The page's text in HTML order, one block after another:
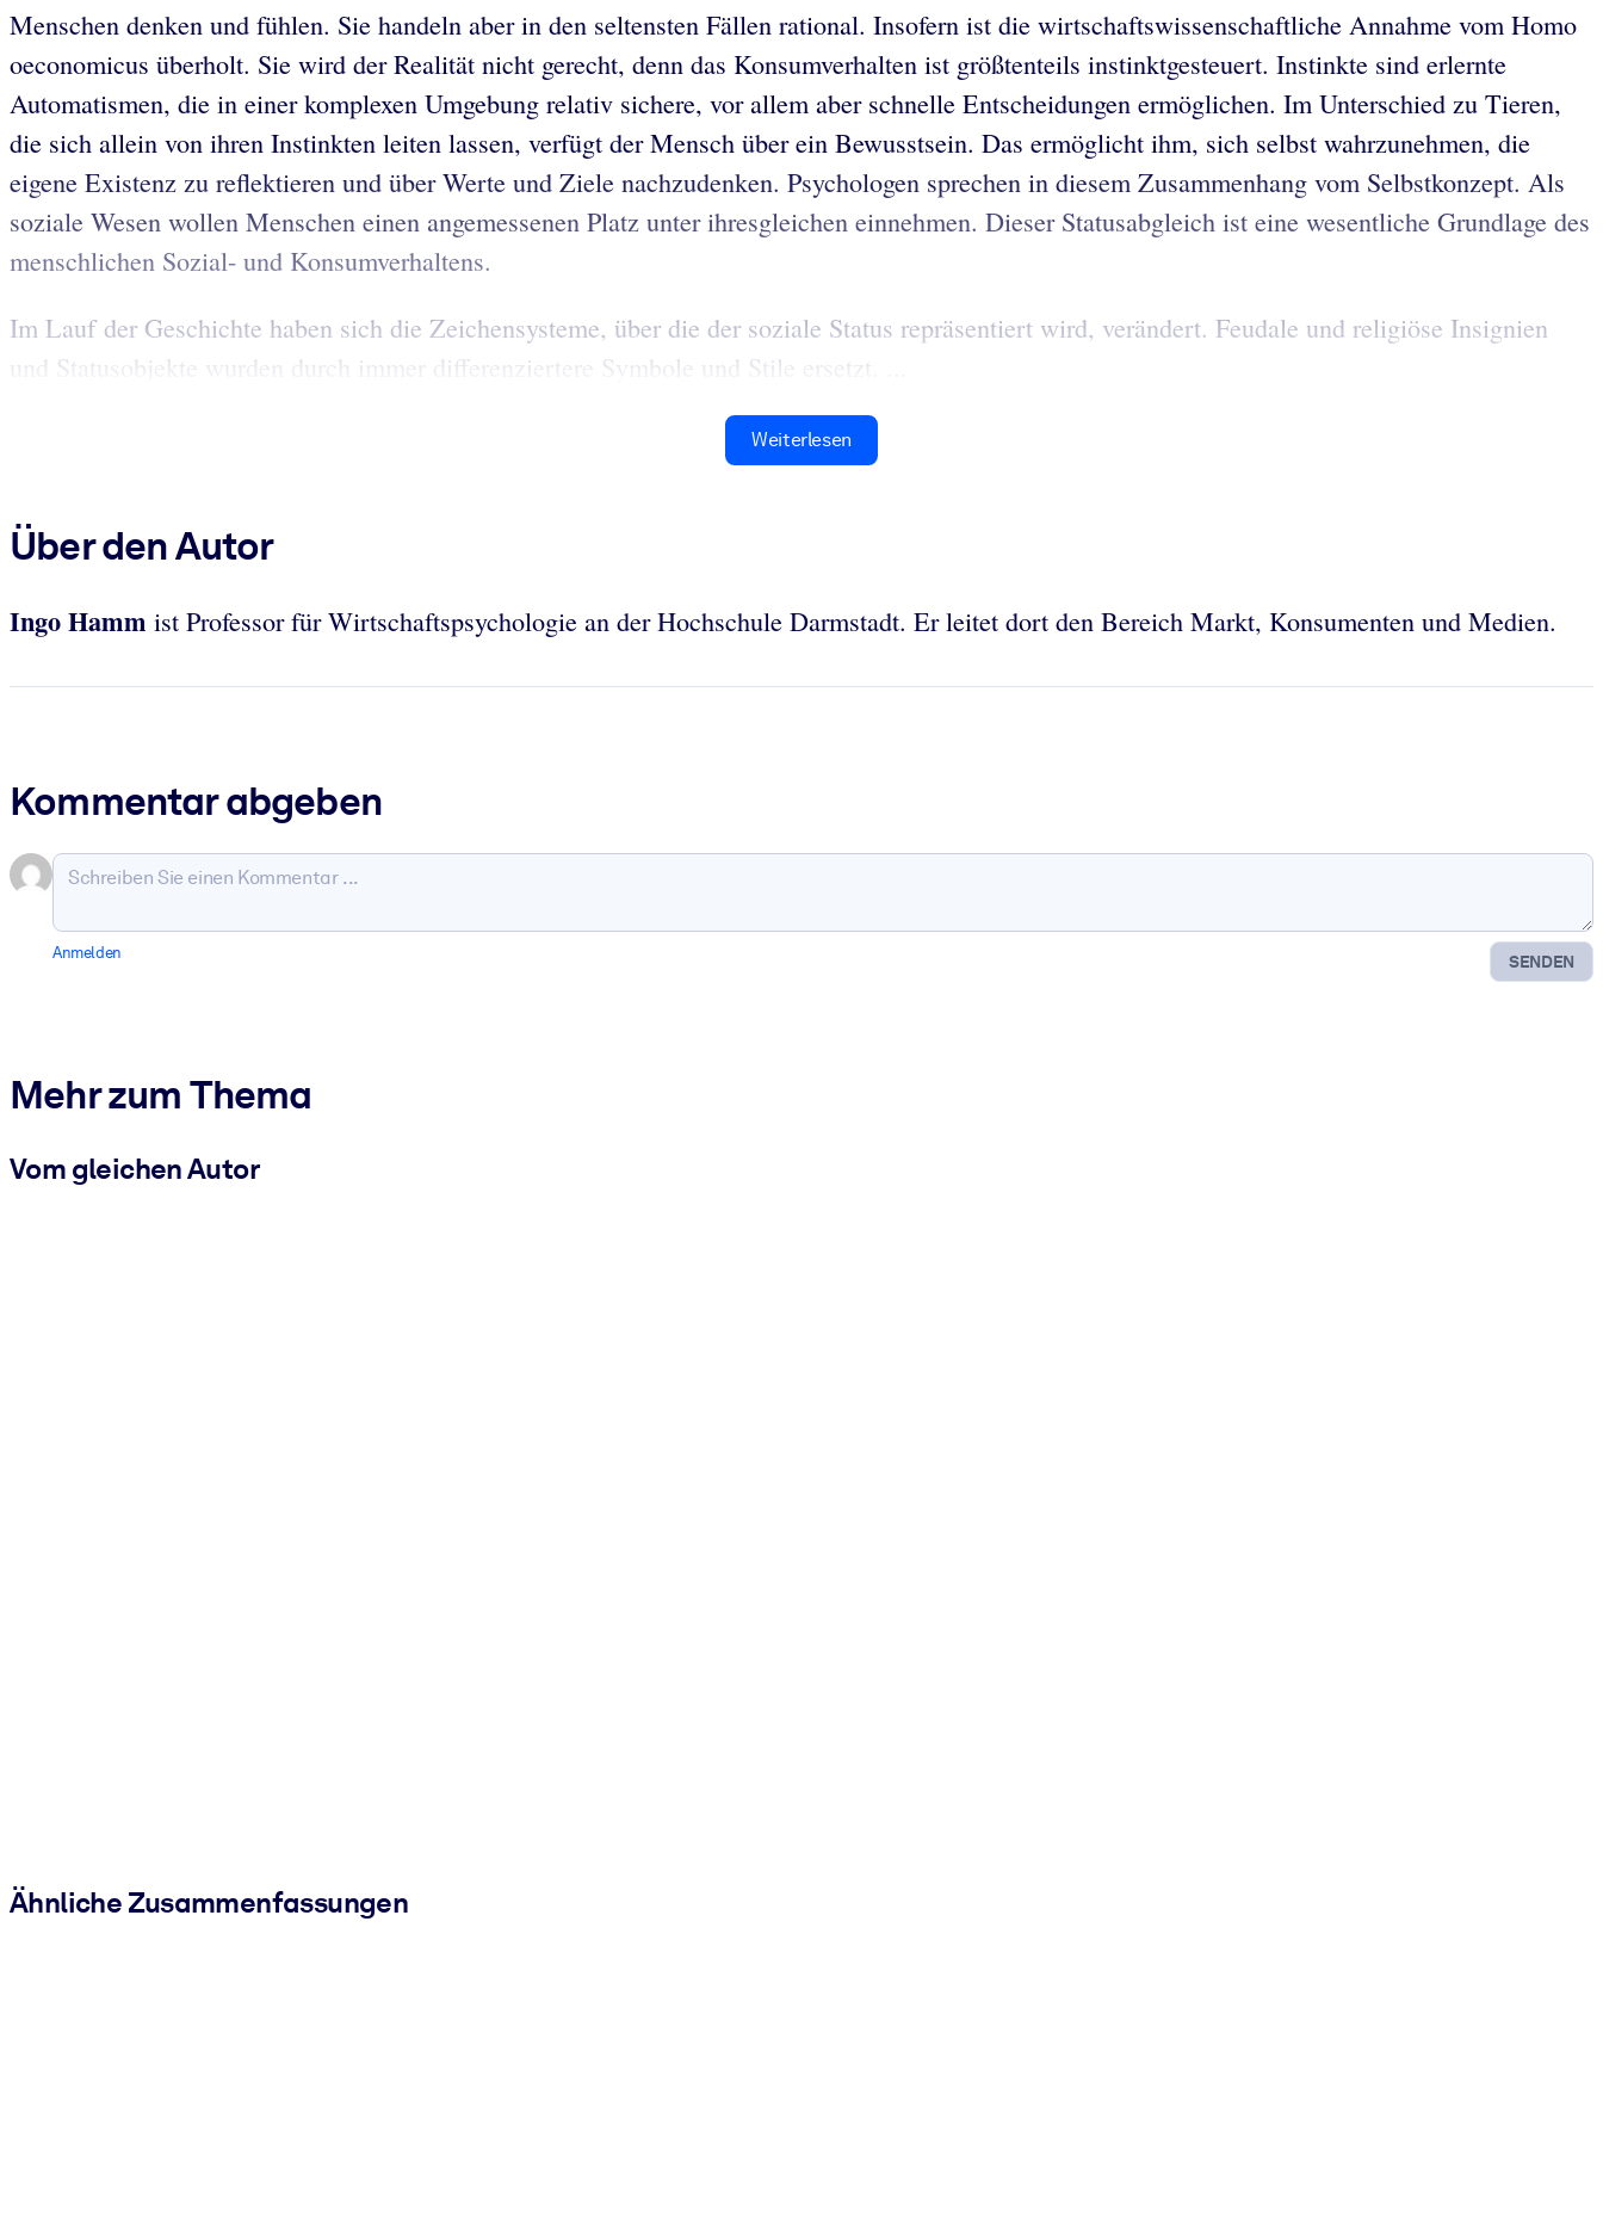
Menschen denken und fühlen. Sie handeln aber in den seltensten Fällen rational. Insofern ist die wirtschaftswissenschaftliche Annahme vom Homo
oeconomicus überholt. Sie wird der Realität nicht gerecht, denn das Konsumverhalten ist größtenteils instinktgesteuert. Instinkte sind erlernte
Automatismen, die in einer komplexen Umgebung relativ sichere, vor allem aber schnelle Entscheidungen ermöglichen. Im Unterschied zu Tieren,
die sich allein von ihren Instinkten leiten lassen, verfügt der Mensch über ein Bewusstsein. Das ermöglicht ihm, sich selbst wahrzunehmen, die
eigene Existenz zu reflektieren und über Werte und Ziele nachzudenken. Psychologen sprechen in diesem Zusammenhang vom Selbstkonzept. Als
soziale Wesen wollen Menschen einen angemessenen Platz unter ihresgleichen einnehmen. Dieser Statusabgleich ist eine wesentliche Grundlage des
menschlichen Sozial- und Konsumverhaltens.
Im Lauf der Geschichte haben sich die Zeichensysteme, über die der soziale Status repräsentiert wird, verändert. Feudale und religiöse Insignien
und Statusobjekte wurden durch immer differenziertere Symbole und Stile ersetzt. ...
Weiterlesen
Über den Autor
Ingo Hamm ist Professor für Wirtschaftspsychologie an der Hochschule Darmstadt. Er leitet dort den Bereich Markt, Konsumenten und Medien.
Kommentar abgeben
SENDEN
Anmelden
Mehr zum Thema
Vom gleichen Autor
Ähnliche Zusammenfassungen